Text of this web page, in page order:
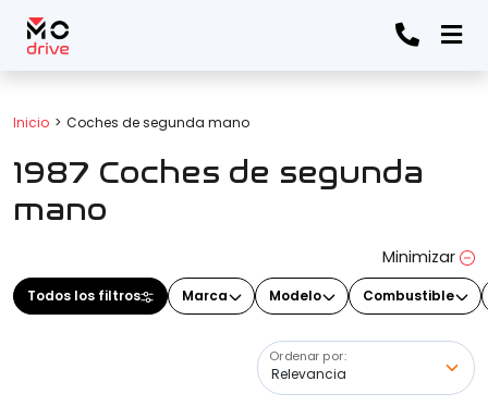
Inicio Coches de segunda mano
1987 Coches de segunda
mano
Minimizar
Todos los filtros Marca Modelo Combustible
Ordenar por:
Todos los filtros
Marca
Modelo
(Elige uno o varios modelos)